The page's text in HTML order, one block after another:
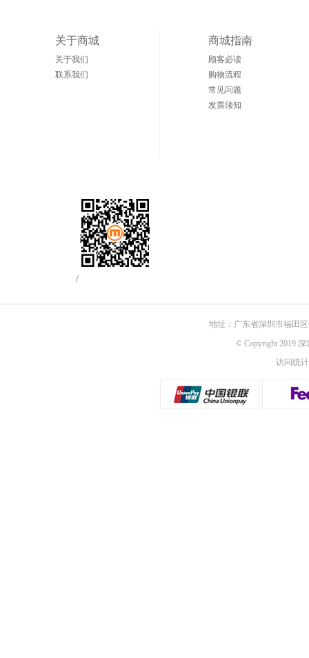
关于商城
关于我们
联系我们
商城指南
顾客必读
购物流程
常见问题
发票须知
/
地址：广东省深圳市福田
© Copyright 2019
访问统